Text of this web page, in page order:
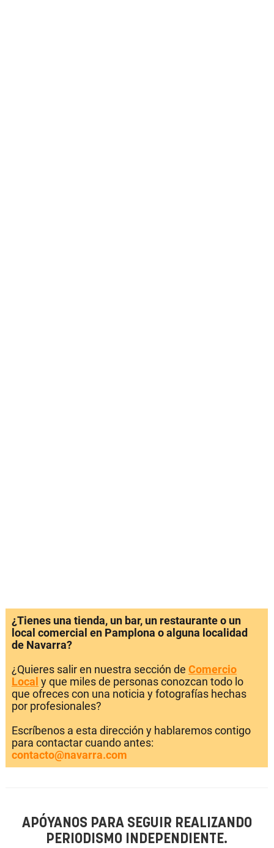
¿Tienes una tienda, un bar, un restaurante o un
local comercial en Pamplona o alguna localidad
de Navarra?
¿Quieres salir en nuestra sección de Comercio
Local y que miles de personas conozcan todo lo
que ofreces con una noticia y fotografías hechas
por profesionales?
Escríbenos a esta dirección y hablaremos contigo
para contactar cuando antes:
contacto@navarra.com
APÓYANOS PARA SEGUIR REALIZANDO
PERIODISMO INDEPENDIENTE.